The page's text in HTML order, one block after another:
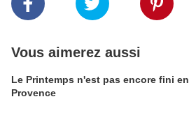
Vous aimerez aussi
Le Printemps n'est pas encore fini en
Provence